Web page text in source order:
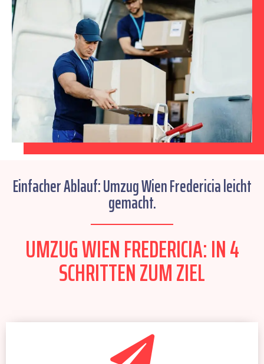
Einfacher Ablauf: Umzug Wien Fredericia leicht
gemacht.
UMZUG WIEN FREDERICIA: IN 4
SCHRITTEN ZUM ZIEL